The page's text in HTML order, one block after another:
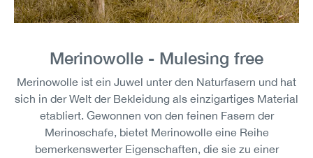
Merinowolle - Mulesing free
Merinowolle ist ein Juwel unter den Naturfasern und hat
sich in der Welt der Bekleidung als einzigartiges Material
etabliert. Gewonnen von den feinen Fasern der
Merinoschafe, bietet Merinowolle eine Reihe
bemerkenswerter Eigenschaften, die sie zu einer